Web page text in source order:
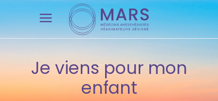
Je viens pour mon
enfant